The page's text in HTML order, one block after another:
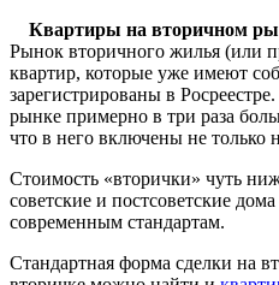
Квартиры на вторичном
Рынок вторичного жилья (или
квартир, которые уже имеют
зарегистрированы в
рынке примерно в три раза
что в него включены не только
Стоимость «вторички» чуть
советские и постсоветские
современным стандартам.
Стандартная форма сделки